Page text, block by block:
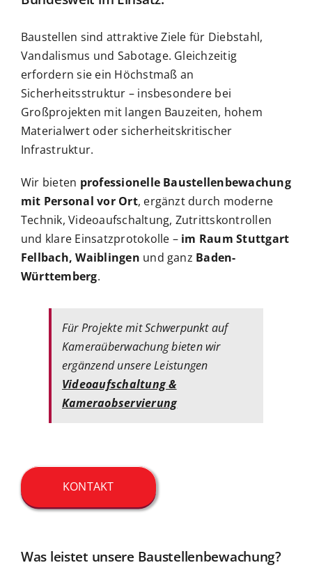
Baustellen sind attraktive Ziele für Diebstahl,
Vandalismus und Sabotage. Gleichzeitig
erfordern sie ein Höchstmaß an
Sicherheitsstruktur – insbesondere bei
Großprojekten mit langen Bauzeiten, hohem
Materialwert oder sicherheitskritischer
Infrastruktur.
Wir bieten professionelle Baustellenbewachung
mit Personal vor Ort, ergänzt durch moderne
Technik, Videoaufschaltung, Zutrittskontrollen
und klare Einsatzprotokolle – im Raum Stuttgart
Fellbach, Waiblingen und ganz Baden-
Württemberg.
Für Projekte mit Schwerpunkt auf
Kameraüberwachung bieten wir
ergänzend unsere Leistungen
Videoaufschaltung &
Kameraobservierung
KONTAKT
Was leistet unsere Baustellenbewachung?